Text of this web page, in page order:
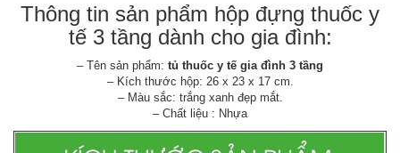
Thông tin sản phẩm hộp đựng thuốc y
tế 3 tầng dành cho gia đình:
– Tên sản phẩm: tủ thuốc y tế gia đình 3 tầng
– Kích thước hộp: 26 x 23 x 17 cm.
– Màu sắc: trắng xanh đẹp mắt.
– Chất liệu : Nhựa